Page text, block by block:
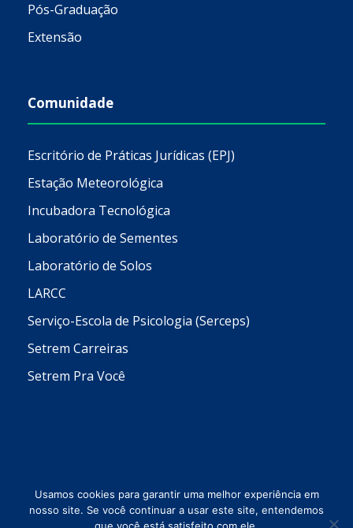
Pós-Graduação
Extensão
Comunidade
Escritório de Práticas Jurídicas (EPJ)
Estação Meteorológica
Incubadora Tecnológica
Laboratório de Sementes
Laboratório de Solos
LARCC
Serviço-Escola de Psicologia (Serceps)
Setrem Carreiras
Setrem Pra Você
Usamos cookies para garantir uma melhor experiência em
nosso site. Se você continuar a usar este site, entendemos